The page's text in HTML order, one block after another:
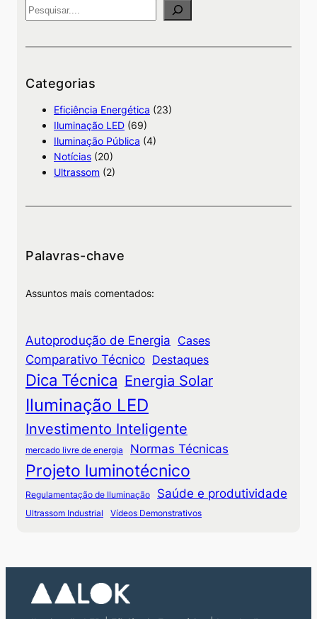
P
s
u
Categorias
Eficiência Energética (23)
Iluminação LED (69)
Iluminação Pública (4)
Notícias (20)
Ultrassom (2)
Palavras-chave
Assuntos mais comentados:
Autoprodução de Energia Cases
Comparativo Técnico Destaques
Dica Técnica Energia Solar
Iluminação LED
Investimento Inteligente
mercado livre de energia Normas Técnicas
Projeto luminotécnico
Regulamentação de Iluminação Saúde e produtividade
Ultrassom Industrial Vídeos Demonstrativos